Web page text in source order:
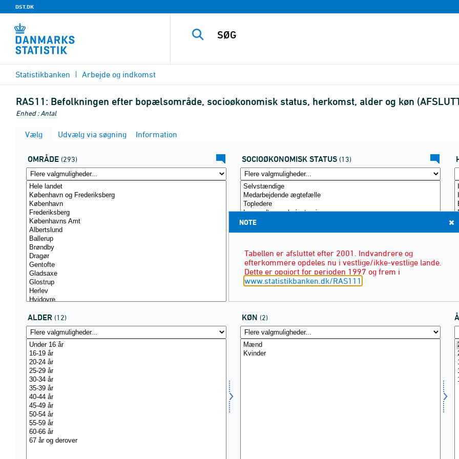
DST.DK
Statistikbanken Arbejde og indkomst
RAS11: Befolkningen efter bopælsområde, socioøkonomisk status, herkomst, alder og køn
Enhed : Antal
Vælg Udvælg via søgning Information
OMRÅDE (293) SOCIOØKONOMISK STATUS (13)
ALDER (12) KØN (2)
NOTE
Tabellen er afsluttet efter 2001. Indvandrere og
efterkommere opdeles nu i vestlige/ikke-vestlige lande.
Dette er opgjort for perioden 1997 og frem i
www.statistikbanken.dk/RAS111